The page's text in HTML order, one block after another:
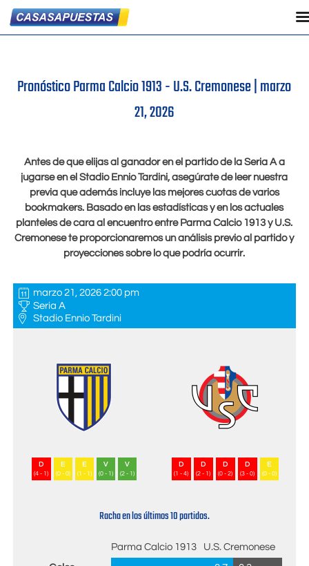
Pronóstico Parma Calcio 1913 - U.S. Cremonese |marzo
21, 2026
Antes de que elijas al ganador en el partido de la Seria A a
jugarse en el Stadio Ennio Tardini, asegúrate de leer nuestra
previa que además incluye las mejores cuotas de varios
bookmakers. Basado en las estadísticas y en los actuales
planteles de cara al encuentro entre Parma Calcio 1913 y U.S.
Cremonese te proporcionaremos un análisis previo al partido y
proyecciones sobre lo que podría ocurrir.
marzo 21, 2026 2:00 pm
Seria A
Stadio Ennio Tardini
D
(4 - 1)
E
(0 - 0)
E
(1 - 1)
V
(0 - 1)
V
(2 - 1)
D
(1 - 4)
D
(2 - 1)
D
(0 - 2)
D
(3 - 0)
E
(0 - 0)
Racha en los últimos 10 partidos.
Parma Calcio 1913
U.S. Cremonese